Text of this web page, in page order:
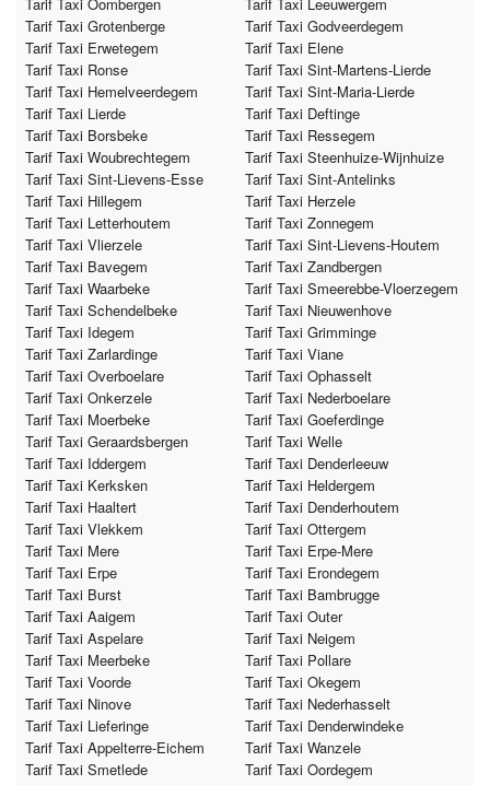
Tarif Taxi Grotenberge
Tarif Taxi Godveerdegem
Tarif Taxi Erwetegem
Tarif Taxi Elene
Tarif Taxi Ronse
Tarif Taxi Sint-Martens-Lierde
Tarif Taxi Hemelveerdegem
Tarif Taxi Sint-Maria-Lierde
Tarif Taxi Lierde
Tarif Taxi Deftinge
Tarif Taxi Borsbeke
Tarif Taxi Ressegem
Tarif Taxi Woubrechtegem
Tarif Taxi Steenhuize-Wijnhuize
Tarif Taxi Sint-Lievens-Esse
Tarif Taxi Sint-Antelinks
Tarif Taxi Hillegem
Tarif Taxi Herzele
Tarif Taxi Letterhoutem
Tarif Taxi Zonnegem
Tarif Taxi Vlierzele
Tarif Taxi Sint-Lievens-Houtem
Tarif Taxi Bavegem
Tarif Taxi Zandbergen
Tarif Taxi Waarbeke
Tarif Taxi Smeerebbe-Vloerzegem
Tarif Taxi Schendelbeke
Tarif Taxi Nieuwenhove
Tarif Taxi Idegem
Tarif Taxi Grimminge
Tarif Taxi Zarlardinge
Tarif Taxi Viane
Tarif Taxi Overboelare
Tarif Taxi Ophasselt
Tarif Taxi Onkerzele
Tarif Taxi Nederboelare
Tarif Taxi Moerbeke
Tarif Taxi Goeferdinge
Tarif Taxi Geraardsbergen
Tarif Taxi Welle
Tarif Taxi Iddergem
Tarif Taxi Denderleeuw
Tarif Taxi Kerksken
Tarif Taxi Heldergem
Tarif Taxi Haaltert
Tarif Taxi Denderhoutem
Tarif Taxi Vlekkem
Tarif Taxi Ottergem
Tarif Taxi Mere
Tarif Taxi Erpe-Mere
Tarif Taxi Erpe
Tarif Taxi Erondegem
Tarif Taxi Burst
Tarif Taxi Bambrugge
Tarif Taxi Aaigem
Tarif Taxi Outer
Tarif Taxi Aspelare
Tarif Taxi Neigem
Tarif Taxi Meerbeke
Tarif Taxi Pollare
Tarif Taxi Voorde
Tarif Taxi Okegem
Tarif Taxi Ninove
Tarif Taxi Nederhasselt
Tarif Taxi Lieferinge
Tarif Taxi Denderwindeke
Tarif Taxi Appelterre-Eichem
Tarif Taxi Wanzele
Tarif Taxi Smetlede
Tarif Taxi Oordegem